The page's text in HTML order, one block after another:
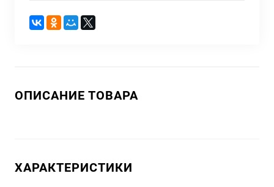
ОПИСАНИЕ ТОВАРА
ХАРАКТЕРИСТИКИ